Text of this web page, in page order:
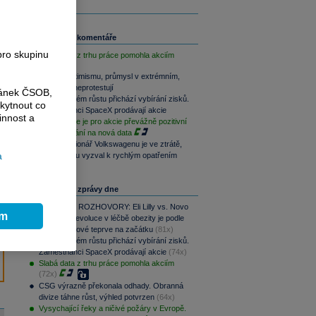
Související komentáře
Slabá data z trhu práce pomohla akciím
Akcie v optimismu, průmysl v extrémním,
dluhopisy neprotestují
Po raketovém růstu přichází vybírání zisků.
Zaměstnanci SpaceX prodávají akcie
Závěr týdne je pro akcie převážně pozitivní
při vyčkávání na nová data
Hlavní akcionář Volkswagenu je ve ztrátě,
automobilku vyzval k rychlým opatřením
Nejčtenější zprávy dne
PODCAST ROZHOVORY: Eli Lilly vs. Novo
Nordisk. Revoluce v léčbě obezity je podle
MUDr. Kunové teprve na začátku (81x)
Po raketovém růstu přichází vybírání zisků.
Zaměstnanci SpaceX prodávají akcie (74x)
Slabá data z trhu práce pomohla akciím
(72x)
CSG výrazně překonala odhady. Obranná
divize táhne růst, výhled potvrzen (64x)
Vysychající řeky a ničivé požáry v Evropě.
skupinu
ČSOB,
co
a